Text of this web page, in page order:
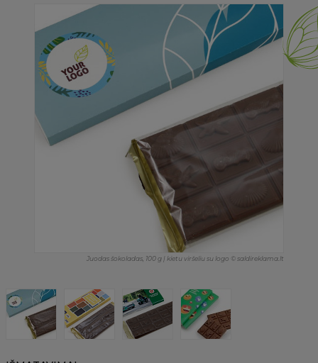
Juodas šokoladas, 100 g | kietu viršeliu su logo © saldireklama.lt